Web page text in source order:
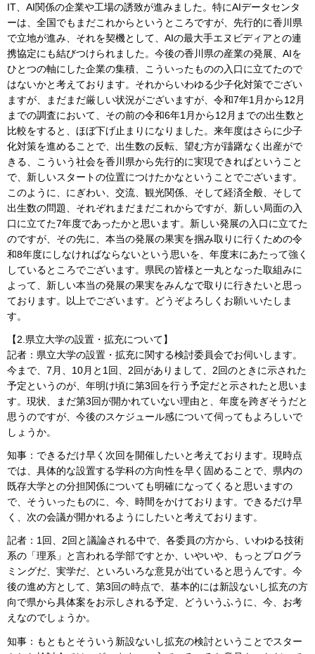
IT、AI関係の企業や工場の誘致が進みました。特にAIデータセンタ
ーは、全国でもまだこれからというところですが、先行的に香川県
で立地が進み、それを契機として、AIの最大手エヌビディアとの連
携協定にも結びつけられました。今後の香川県の産業の発展、AIを
ひとつの軸にした企業の集積、こういったものの入口に立てたので
はないかと考えております。それからいわゆる少子化対策でござい
ますが、まだまだ厳しい状況がございますが、令和7年1月から12月
までの調査において、その前の令和6年1月から12月までの出生数と
比較をすると、ほぼ下げ止まりになりました。来年度はさらに少子
化対策を進めることで、出生数の反転、望む方が躊躇なく出産がで
きる、こういう社会を香川県から先行的に実現できればということ
で、新しいスタートの位置につけたかなということでございます。
このように、にぎわい、交流、観光関係、そして経済全般、そして
出生数の問題、それぞれまだまだこれからですが、新しい局面の入
口に立てた7年度であったかと思います。新しい発展の入口に立てた
のですが、その先に、本当の発展の果実を掴み取りに行くための令
和8年度にしなければならないという思いを、年度末にあたって強く
しているところでございます。県民の皆様と一丸となった取組みに
よって、新しい本当の発展の果実をみんなで取りに行きたいと思っ
ております。以上でございます。どうぞよろしくお願いいたしま
す。
【2.県立大学の設置・拡充について】
記者：県立大学の設置・拡充に関する検討委員会でお伺いします。
今まで、7月、10月と1回、2回がありまして、2回のときに示された
予定というのが、年明け頃に第3回を行う予定だと示されたと思いま
す。現状、まだ第3回が開かれていない理由と、年度を跨ぎそうだと
思うのですが、今後のスケジュール感について伺ってもよろしいで
しょうか。
知事：できるだけ早く次回を開催したいと考えております。現時点
では、具体的な設置する学科の方向性を早く固めることで、県内の
既存大学との分担関係についても明確になってくると思いますの
で、そういったものに、今、時間をかけております。できるだけ早
く、次の会議が開かれるようにしたいと考えております。
記者：1回、2回と議論される中で、各委員の方から、いわゆる技術
系の「理系」と言われる学部ですとか、いやいや、もっとプログラ
ミングだ、実学だ、といろいろな意見が出ていると思うんです。今
後の進め方として、第3回の時点で、基本的には新設ないし拡充の方
向で県から具体案をお示しされる予定、どういうふうに、今、お考
えなのでしょうか。
知事：もともとそういう新設ないし拡充の検討ということでスター